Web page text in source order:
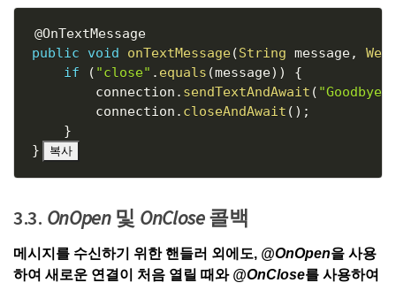
@OnTextMessage
public
void onTextMessage(String message,
if
( "close" . equals (message) )
{
        connection
. sendTextAndAwait ( "Goodbye"
        connection
. closeAndAwait ( ) ;
}
}
복사
3.3. OnOpen및 OnClose콜백
메시지를 수신하기 위한 핸들러 외에도, @OnOpen을 사용
하여 새로운 연결이 처음 열릴 때와 @OnClose를 사용하여